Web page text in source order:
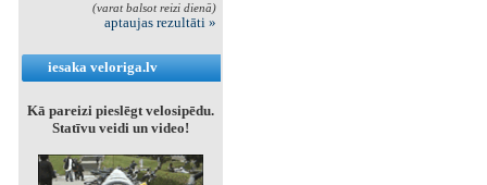
(varat balsot reizi dienā)
aptaujas rezultāti »
iesaka veloriga.lv
Kā pareizi pieslēgt velosipēdu.
Statīvu veidi un video!